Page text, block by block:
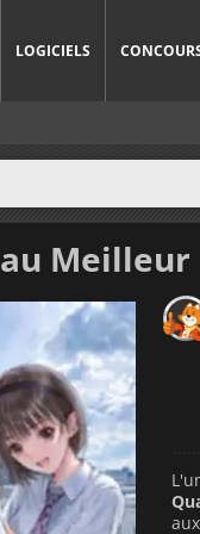
LOGICIELS
au Meilleur